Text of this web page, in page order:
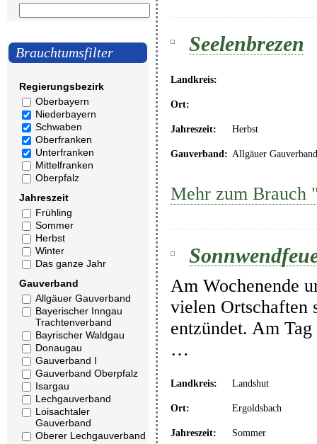
Brauchtumsfilter
Regierungsbezirk
Oberbayern
Niederbayern
Schwaben
Oberfranken
Unterfranken
Mittelfranken
Oberpfalz
Jahreszeit
Frühling
Sommer
Herbst
Winter
Das ganze Jahr
Gauverband
Allgäuer Gauverband
Bayerischer Inngau
Trachtenverband
Bayrischer Waldgau
Donaugau
Gauverband I
Gauverband Oberpfalz
Isargau
Lechgauverband
Loisachtaler
Gauverband
Oberer Lechgauverband
Seelenbrezen
Landkreis:
Ort:
Jahreszeit: Herbst
Gauverband: Allgäuer Gauverband
Mehr zum Brauch
Am Wochenende
vielen Ortschaften
entzündet. Am
…
Landkreis: Landshut
Ort: Ergoldsbach
Jahreszeit: Sommer